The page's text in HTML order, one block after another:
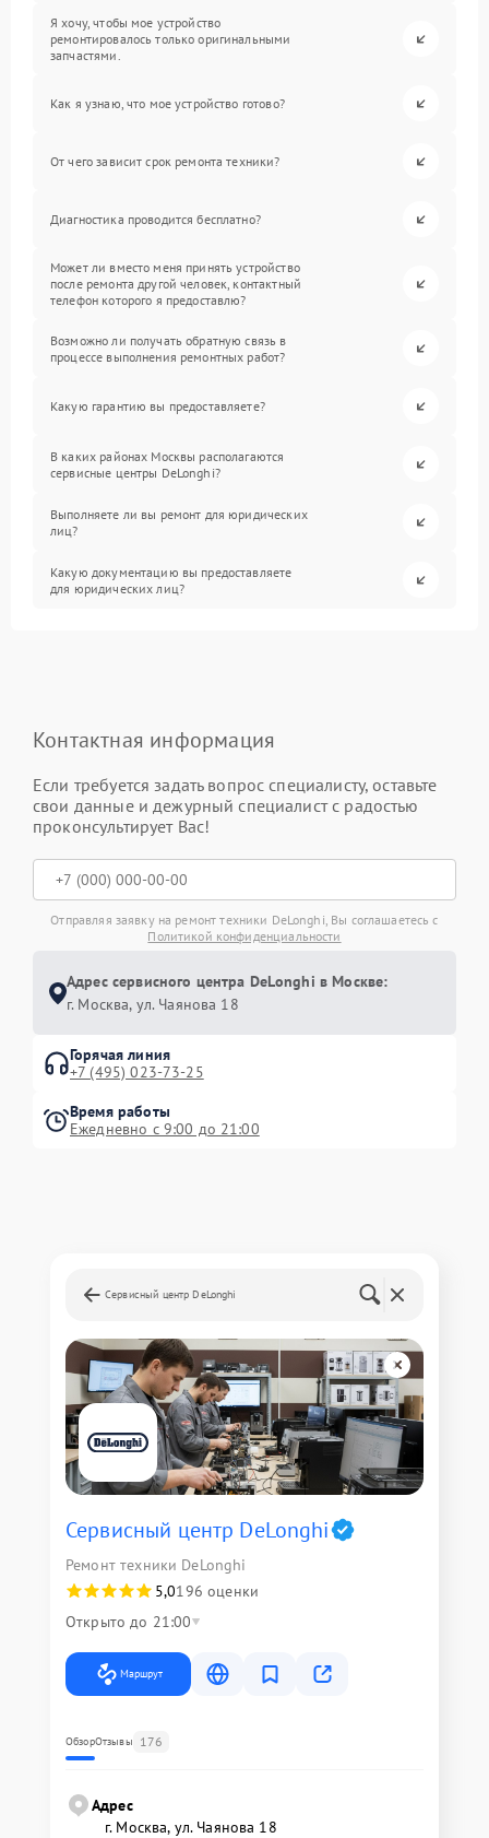
Я хочу, чтобы мое устройство
ремонтировалось только оригинальными
запчастями.
Как я узнаю, что мое устройство готово?
От чего зависит срок ремонта техники?
Диагностика проводится бесплатно?
Может ли вместо меня принять устройство
после ремонта другой человек, контактный
телефон которого я предоставлю?
Возможно ли получать обратную связь в
процессе выполнения ремонтных работ?
Какую гарантию вы предоставляете?
В каких районах Москвы располагаются
сервисные центры DeLonghi?
Выполняете ли вы ремонт для юридических
лиц?
Какую документацию вы предоставляете
для юридических лиц?
Контактная информация
Если требуется задать вопрос специалисту, оставьте
свои данные и дежурный специалист с радостью
проконсультирует Вас!
Отправляя заявку на ремонт техники DeLonghi, Вы соглашаетесь с
Политикой конфиденциальности
Адрес сервисного центра DeLonghi в Москве:
г. Москва, ул. Чаянова 18
Горячая линия
+7 (495) 023-73-25
Время работы
Ежедневно с 9:00 до 21:00
Сервисный центр DeLonghi
Сервисный центр DeLonghi
Ремонт техники DeLonghi
5,0196 оценки
Открыто до 21:00
Маршрут
ОбзорОтзывы 176
Адрес
г. Москва, ул. Чаянова 18